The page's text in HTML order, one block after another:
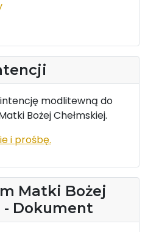
intencję modlitewną do
Bożej Chełmskiej.
i prośbę.
Matki Bożej
- Dokument